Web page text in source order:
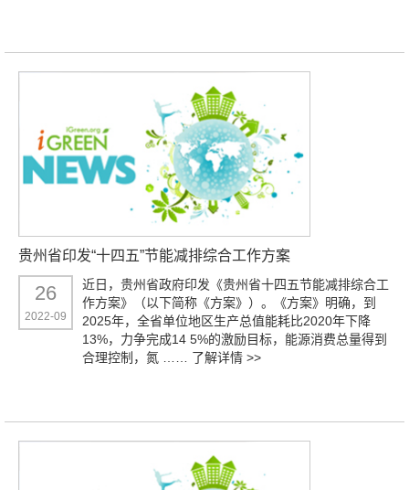
贵州省印发“十四五”节能减排综合工作方案
26
2022-09
近日，贵州省政府印发《贵州省十四五节能减排综合工
作方案》（以下简称《方案》）。《方案》明确，到
2025年，全省单位地区生产总值能耗比2020年下降
13%，力争完成14 5%的激励目标，能源消费总量得到
合理控制，氮 …… 了解详情 >>